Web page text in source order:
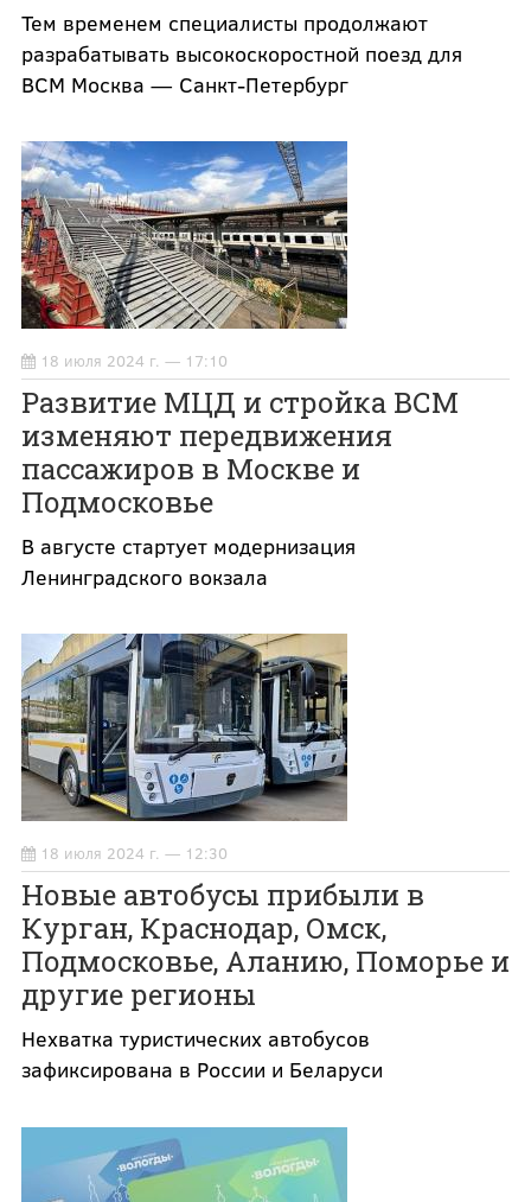
Тем временем специалисты продолжают
разрабатывать высокоскоростной поезд для
ВСМ Москва — Санкт-Петербург
18 июля 2024 г. — 17:10
Развитие МЦД и стройка ВСМ
изменяют передвижения
пассажиров в Москве и
Подмосковье
В августе стартует модернизация
Ленинградского вокзала
18 июля 2024 г. — 12:30
Новые автобусы прибыли в
Курган, Краснодар, Омск,
Подмосковье, Аланию, Поморье и
другие регионы
Нехватка туристических автобусов
зафиксирована в России и Беларуси